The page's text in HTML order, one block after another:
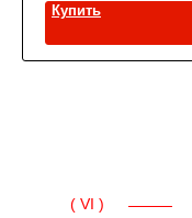
Купить
( VI )